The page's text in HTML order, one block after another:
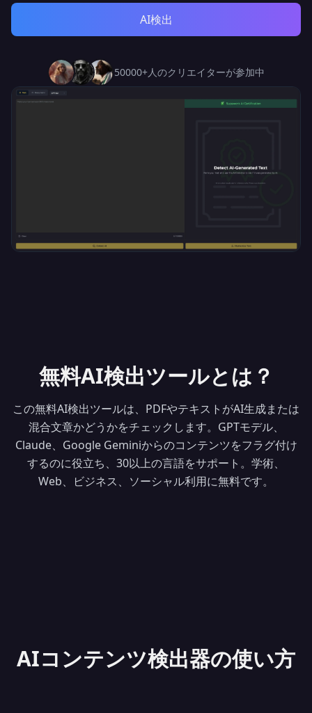
AI検出
50000+人のクリエイターが参加中
無料AI検出ツールとは？
この無料AI検出ツールは、PDFやテキストがAI生成または
混合文章かどうかをチェックします。GPTモデル、
Claude、Google Geminiからのコンテンツをフラグ付け
するのに役立ち、30以上の言語をサポート。学術、
Web、ビジネス、ソーシャル利用に無料です。
AIコンテンツ検出器の使い方